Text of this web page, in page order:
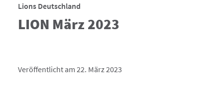
Lions Deutschland
LION März 2023
Veröffentlicht am 22. März 2023